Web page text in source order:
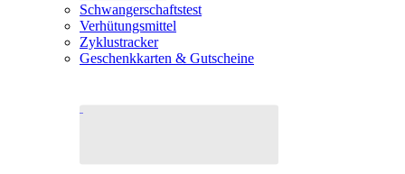
Schwangerschaftstest
Verhütungsmittel
Zyklustracker
Geschenkkarten & Gutscheine